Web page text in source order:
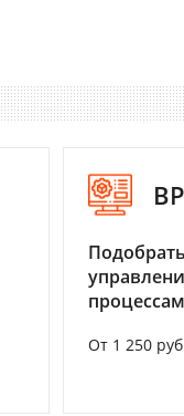
От 1 250